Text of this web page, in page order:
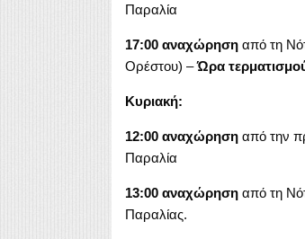
Παραλία
17:00 αναχώρησηαπό τη
Ορέστου) –Ώρα
Κυριακή:
12:00 αναχώρησηαπό την
Παραλία
13:00 αναχώρησηαπό τη
Παραλίας.